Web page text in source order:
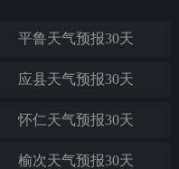
平鲁天气预报30天
应县天气预报30天
怀仁天气预报30天
榆次天气预报30天